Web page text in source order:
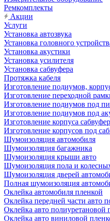
Ремкомплекты
Акции
Услуги
Установка автозвука
Установка головного
Установка акустики
Установка усилителя
Установка сабвуфера
Протяжка кабеля
Изготовление подиумов,
Изготовление переходной
Изготовление подиумов под
Изготовление подиумов под
Изготовление корпуса
Изготовление корпусов под
Шумоизоляция автомобиля
Шумоизоляция багажника
Шумоизоляция крыши авто
Шумоизоляция пола и
Шумоизоляция дверей
Полная шумоизоляция
Оклейка автомобиля пленкой
Оклейка передней части авто
Оклейка авто полиуретановой
Оклейка авто виниловой